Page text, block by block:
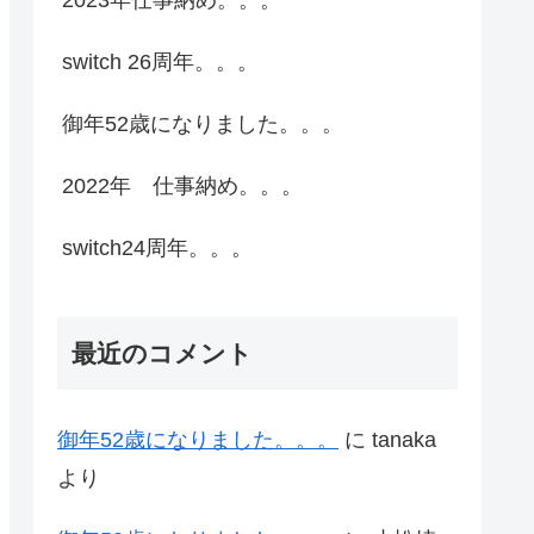
switch 26周年。。。
御年52歳になりました。。。
2022年 仕事納め。。。
switch24周年。。。
最近のコメント
御年52歳になりました。。。 に tanaka
より